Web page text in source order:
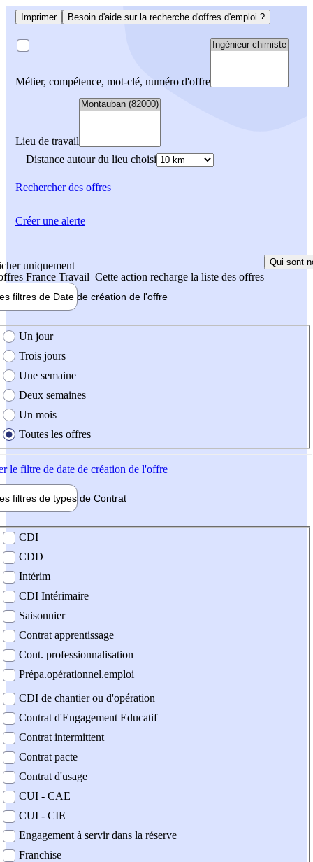
Imprimer Besoin d'aide sur la recherche d'offres d'emploi ?
Métier, compétence, mot-clé, numéro d'offre
Lieu de travail
Distance autour du lieu choisi
Rechercherdes offres
uniquement
France Travail Cette action recharge la liste des offres
Qui sont
filtres de Date de création de l'offre
création de l'offre
Un jour
Trois jours
Une semaine
Deux semaines
Un mois
Toutes les offres
le filtre de date de création de l'offre
filtres de types de Contrat
contrat
CDI
CDD
Intérim
CDI Intérimaire
Saisonnier
Contrat apprentissage
Cont. professionnalisation
Prépa.opérationnel.emploi
CDI de chantier ou d'opération
Contrat d'Engagement Educatif
Contrat intermittent
Contrat pacte
Contrat d'usage
CUI - CAE
CUI - CIE
Engagement à servir dans la réserve
Franchise
Créer une alerte